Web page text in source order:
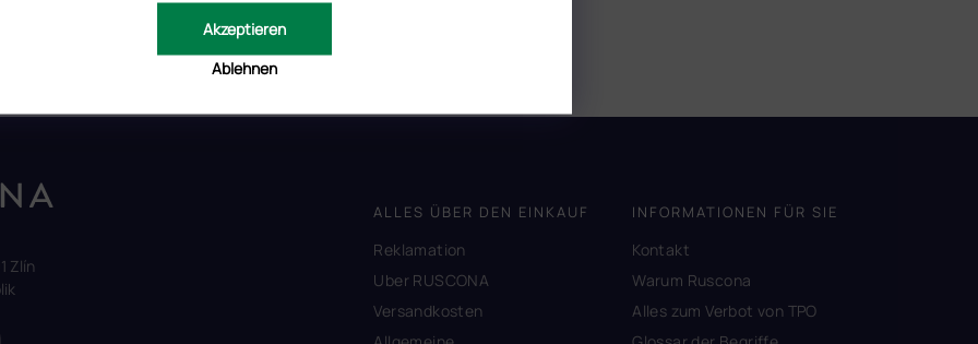
Ablehnen
Akzeptieren
Bild und die tatsächliche Farbe voneinander abweichen können.
Ihres Endgerätes beeinflusst.
Zlín
ALLES ÜBER DEN EINKAUF
Reklamation
Uber RUSCONA
Versandkosten
INFORMATIONEN FÜR SIE
Kontakt
Warum Ruscona
Alles zum Verbot von TPO